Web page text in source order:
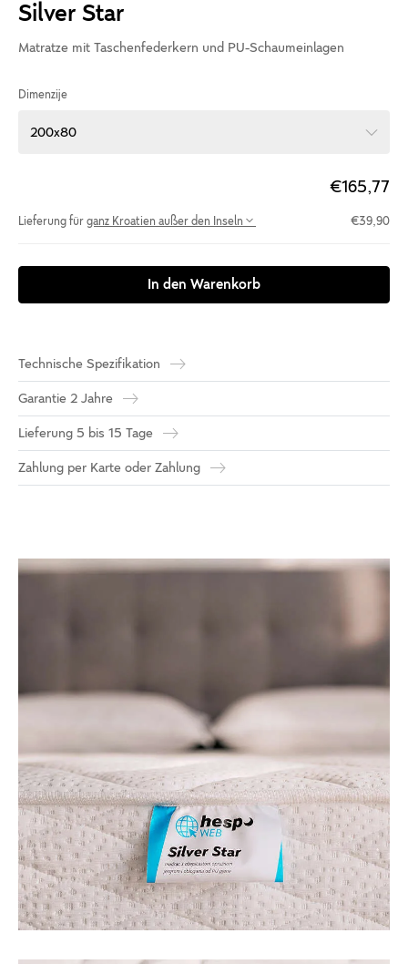
Silver Star
Matratze mit Taschenfederkern und PU-Schaumeinlagen
Dimenzije
200x80
€165,77
Lieferung für ganz Kroatien außer den Inseln €39,90
In den Warenkorb
Technische Spezifikation
Garantie 2 Jahre
Lieferung 5 bis 15 Tage
Zahlung per Karte oder Zahlung